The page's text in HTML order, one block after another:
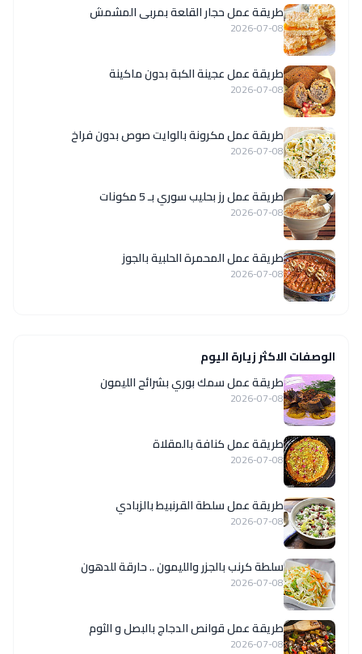
طريقة عمل حجار القلعة بمربى المشمش
2026-07-08
طريقة عمل عجينة الكبة بدون ماكينة
2026-07-08
طريقة عمل مكرونة بالوايت صوص بدون فراخ
2026-07-08
طريقة عمل رز بحليب سوري بـ 5 مكونات
2026-07-08
طريقة عمل المحمرة الحلبية بالجوز
2026-07-08
الوصفات الاكثر زيارة اليوم
طريقة عمل سمك بوري بشرائح الليمون
2026-07-08
طريقة عمل كنافة بالمقلاة
2026-07-08
طريقة عمل سلطة القرنبيط بالزبادي
2026-07-08
سلطة كرنب بالجزر والليمون .. حارقة للدهون
2026-07-08
طريقة عمل قوانص الدجاج بالبصل و الثوم
2026-07-08